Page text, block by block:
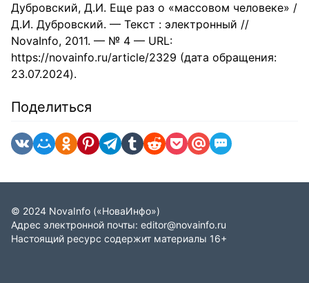
рассчитывать на построение основательной
психологической теории. В этой связи заслуживает
внимания эпистемологический анализ особенностей
психологического исследования, произведенный Ж. Пиаже,
который, по словам А. Н. Леонтьева, «для разработки
эпистемологии сделал больше, чем любой другой
современный психолог»
Дубровский, Д.И. Еще раз о «массовом человеке» /
Д.И. Дубровский. — Текст : электронный //
NovaInfo, 2011. — № 4 — URL:
https://novainfo.ru/article/2329 (дата обращения:
23.07.2024).
Поделиться
© 2024 NovaInfo («НоваИнфо»)
Адрес электронной почты: editor@novainfo.ru
Настоящий ресурс содержит материалы 16+